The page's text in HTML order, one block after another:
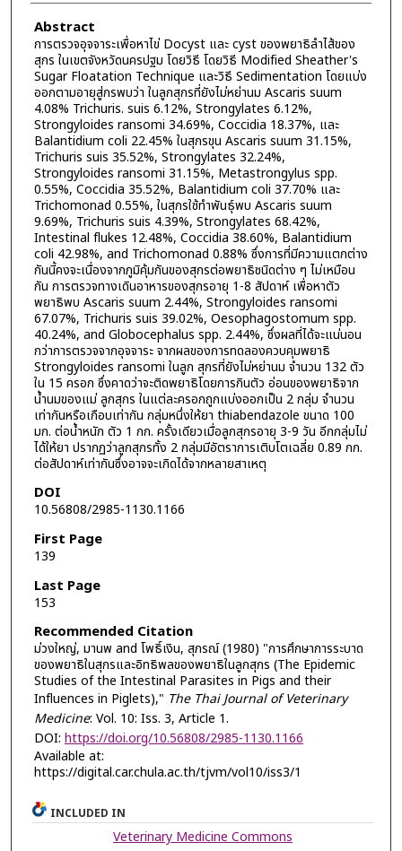
Abstract
การตรวจอุจจาระเพื่อหาไข่ Docyst และ cyst ของพยาธิลําไส้ของ
สุกร ในเขตจังหวัดนครปฐม โดยวิธี โดยวิธี Modified Sheather's
Sugar Floatation Technique และวิธี Sedimentation โดยแบ่ง
ออกตามอายุสู่กรพบว่า ในลูกสุกรที่ยังไม่หย่านม Ascaris suum
4.08% Trichuris. suis 6.12%, Strongylates 6.12%,
Strongyloides ransomi 34.69%, Coccidia 18.37%, และ
Balantidium coli 22.45% ในสุกรขุน Ascaris suum 31.15%,
Trichuris suis 35.52%, Strongylates 32.24%,
Strongyloides ransomi 31.15%, Metastrongylus spp.
0.55%, Coccidia 35.52%, Balantidium coli 37.70% และ
Trichomonad 0.55%, ในสุกรใช้ทําพันธุ์พบ Ascaris suum
9.69%, Trichuris suis 4.39%, Strongylates 68.42%,
Intestinal flukes 12.48%, Coccidia 38.60%, Balantidium
coli 42.98%, and Trichomonad 0.88% ซึ่งการที่มีความแตกต่าง
กันนี้คงจะเนื่องจากภูมิคุ้มกันของสุกรต่อพยาธิชนิดต่าง ๆ ไม่เหมือน
กัน การตรวจทางเดินอาหารของสุกรอายุ 1-8 สัปดาห์ เพื่อหาตัว
พยาธิพบ Ascaris suum 2.44%, Strongyloides ransomi
67.07%, Trichuris suis 39.02%, Oesophagostomum spp.
40.24%, and Globocephalus spp. 2.44%, ซึ่งผลที่ได้จะแน่นอน
กว่าการตรวจจากอุจจาระ จากผลของการทดลองควบคุมพยาธิ
Strongyloides ransomi ในลูก สุกรที่ยังไม่หย่านม จำนวน 132 ตัว
ใน 15 ครอก ซึ่งคาดว่าจะติดพยาธิโดยการกินตัว อ่อนของพยาธิจาก
น้ำนมของแม่ ลูกสุกร ในแต่ละครอกถูกแบ่งออกเป็น 2 กลุ่ม จำนวน
เท่ากันหรือเกือบเท่ากัน กลุ่มหนึ่งให้ยา thiabendazole ขนาด 100
มก. ต่อน้ำหนัก ตัว 1 กก. ครั้งเดียวเมื่อลูกสุกรอายุ 3-9 วัน อีกกลุ่มไม่
ได้ให้ยา ปรากฏว่าลูกสุกรทั้ง 2 กลุ่มมีอัตราการเติบโตเฉลี่ย 0.89 กก.
ต่อสัปดาห์เท่ากันซึ่งอาจจะเกิดได้จากหลายสาเหตุ
DOI
10.56808/2985-1130.1166
First Page
139
Last Page
153
Recommended Citation
ม่วงใหญ่, มานพ and โพธิ์เงิน, สุภรณ์ (1980) "การศึกษาการระบาด
ของพยาธิในสุกรและอิทธิพลของพยาธิในลูกสุกร (The Epidemic
Studies of the Intestinal Parasites in Pigs and their
Influences in Piglets)," The Thai Journal of Veterinary
Medicine: Vol. 10: Iss. 3, Article 1.
DOI: https://doi.org/10.56808/2985-1130.1166
Available at:
https://digital.car.chula.ac.th/tjvm/vol10/iss3/1
INCLUDED IN
Veterinary Medicine Commons